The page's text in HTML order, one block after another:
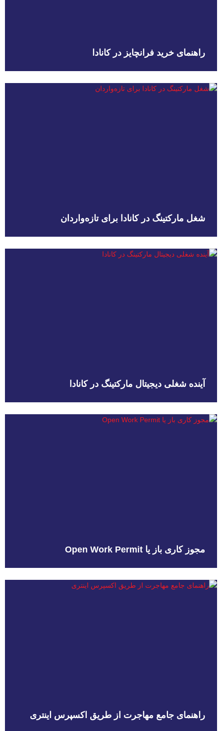
راهنمای خرید فرانچایز در کانادا
شغل مارکتینگ در کانادا برای تازه‌واردان
آینده شغلی دیجیتال مارکتینگ در کانادا
مجوز کاری باز یا Open Work Permit
راهنمای جامع مهاجرت از طریق اکسپرس اینتری